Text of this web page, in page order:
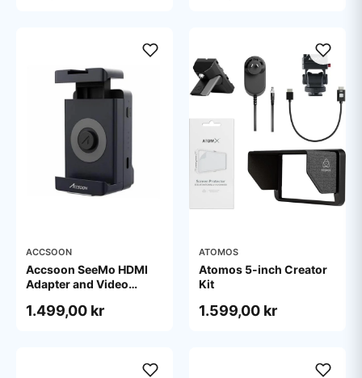
ACCSOON
Accsoon SeeMo HDMI
Adapter and Video
Black
1.499,00 kr
ATOMOS
Atomos 5-inch Creator
Kit
1.599,00 kr